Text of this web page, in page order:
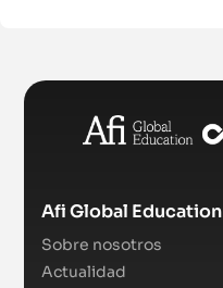
Afi Global Education
Sobre nosotros
Actualidad